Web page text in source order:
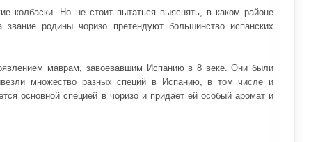
колбаски. Но не стоит пытаться выяснять, в каком районе
родины чоризо претендуют большинство испанских
маврам, завоевавшим Испанию в 8 веке. Они были
множество разных специй в Испанию, в том числе и
основной специей в чоризо и придает ей особый аромат и